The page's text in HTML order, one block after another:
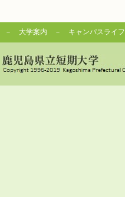
－ 大学案内 － キャンパスライフ